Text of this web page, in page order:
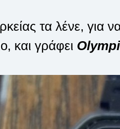
τα λένε, για
και γράφει